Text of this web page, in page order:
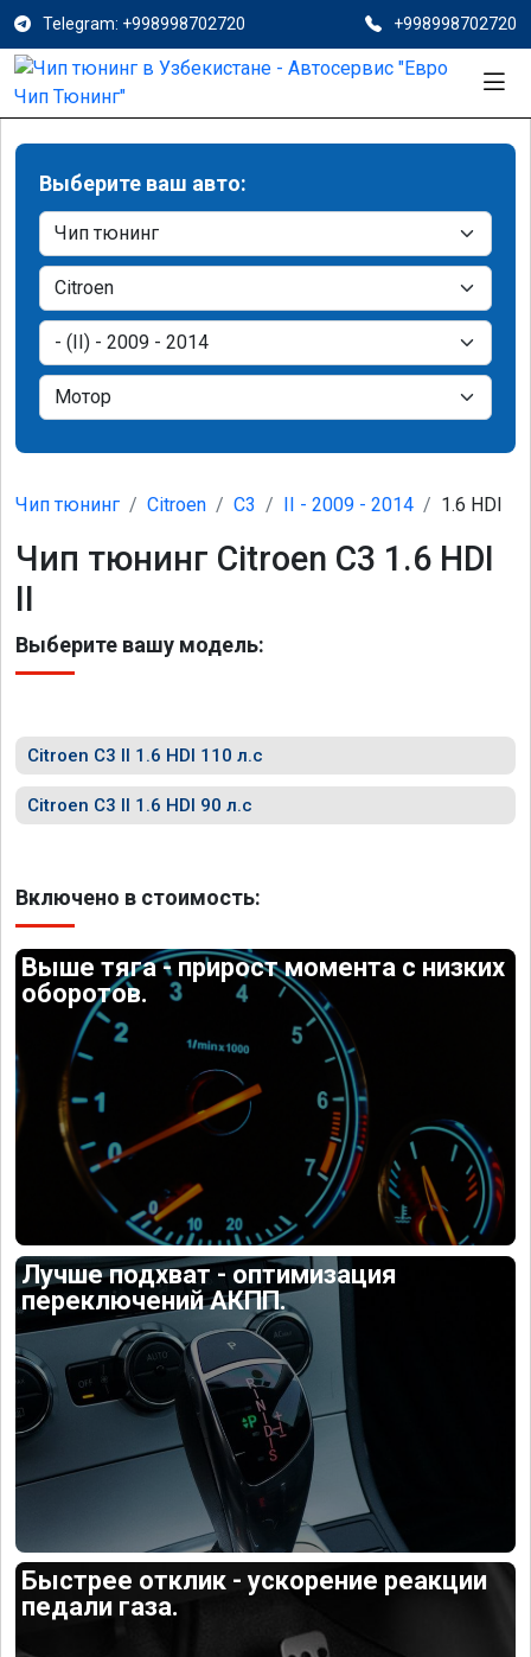
Telegram: +998998702720 +998998702720
Выберите ваш авто:
Чип тюнинг Citroen C3 II - 2009 - 2014 1.6 HDI
Чип тюнинг Citroen C3 1.6 HDI
II
Выберите вашу модель:
Citroen C3 II 1.6 HDI 110 л.с
Citroen C3 II 1.6 HDI 90 л.с
Включено в стоимость:
Выше тяга - прирост момента с низких
оборотов.
Лучше подхват - оптимизация
переключений АКПП.
Быстрее отклик - ускорение реакции
педали газа.